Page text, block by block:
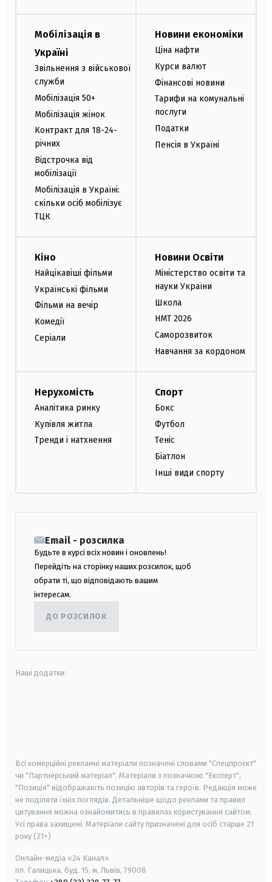
Мобілізація в
Україні
Звільнення з військової
служби
Мобілізація 50+
Мобілізація жінок
Контракт для 18-24-
річних
Відстрочка від
мобілізації
Мобілізація в Україні:
скільки осіб мобілізує
ТЦК
Новини економіки
Ціна нафти
Курси валют
Фінансові новини
Тарифи на комунальні
послуги
Податки
Пенсія в Україні
Кіно
Найцікавіші фільми
Українські фільми
Фільми на вечір
Комедії
Серіали
Новини Освіти
Міністерство освіти та
науки України
Школа
НМТ 2026
Саморозвиток
Навчання за кордоном
Нерухомість
Аналітика ринку
Купівля житла
Тренди і натхнення
Спорт
Бокс
Футбол
Теніс
Біатлон
Інші види спорту
Email - розсилка
Будьте в курсі всіх новин і оновлень!
Перейдіть на сторінку наших розсилок, щоб
обрати ті, що відповідають вашим
інтересам.
ДО РОЗСИЛОК
Наші додатки:
Всі комерційні рекламні матеріали позначені словами "Спецпроєкт"
чи "Партнерський матеріал". Матеріали з позначкою "Експерт",
"Позиція" відображають позицію авторів та героїв. Редакція може
не поділяти їхніх поглядів. Детальніше щодо реклами та правил
цитування можна ознайомитись в правилах користування сайтом.
Усі права захищені. Матеріали сайту призначені для осіб старше 21
року (21+)
Онлайн-медіа «24 Канал»
пл. Галицька, буд. 15, м. Львів, 79008